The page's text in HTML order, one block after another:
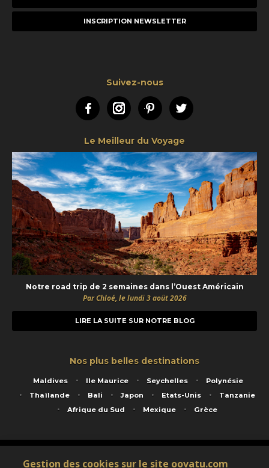
e-
Suivez-nous
FacebookInstagramPinterestTwitter
Le Meilleur du Voyage
Notre road trip de 2 semaines dans l’Ouest Américain
Par Chloé, le lundi 3 août 2026
LIRE LA SUITE SUR NOTRE BLOG
Nos plus belles destinations
Maldives Ile Maurice Seychelles
Polynésie
Thaïlande
Bali Japon Etats-Unis
Tanzanie
Afrique du Sud
Mexique Grèce
Service animé par Nautil Voyages - 22 rue Georges Picquart 75017 Paris - S.A.S
Gestion des cookies sur le site oovatu.com